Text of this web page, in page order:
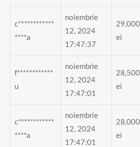
c************
****a
noiembrie
12, 2024
17:47:37
ei
f************
u
noiembrie
12, 2024
17:47:01
ei
c************
****a
noiembrie
12, 2024
17:47:01
ei